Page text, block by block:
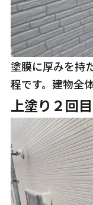
塗膜に厚みを持
程です。建物全
上塗り２回目